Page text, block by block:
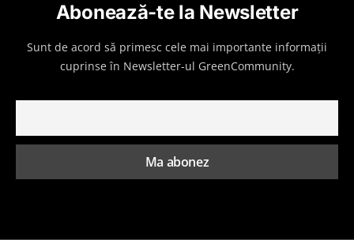
Abonează-te la Newsletter
Sunt de acord să primesc cele mai importante informații
cuprinse în Newsletter-ul GreenCommunity.